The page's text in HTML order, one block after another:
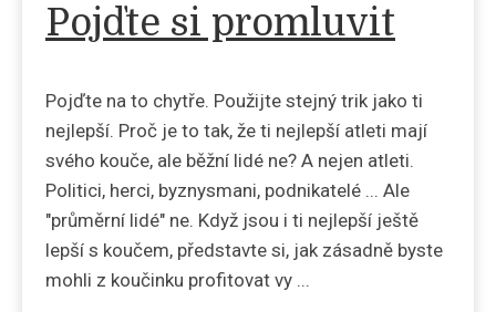
Pojďte si promluvit
Pojďte na to chytře. Použijte stejný trik jako ti
nejlepší. Proč je to tak, že ti nejlepší atleti mají
svého kouče, ale běžní lidé ne? A nejen atleti.
Politici, herci, byznysmani, podnikatelé ... Ale
"průměrní lidé" ne. Když jsou i ti nejlepší ještě
lepší s koučem, představte si, jak zásadně byste
mohli z koučinku profitovat vy ...